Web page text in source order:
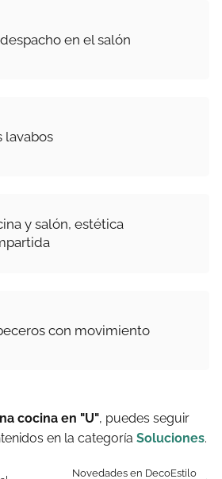
en el salón
lavabos
y salón, estética
con movimiento
cocina en "U", puedes seguir
en la categoría Soluciones.
Novedades en DecoEstilo